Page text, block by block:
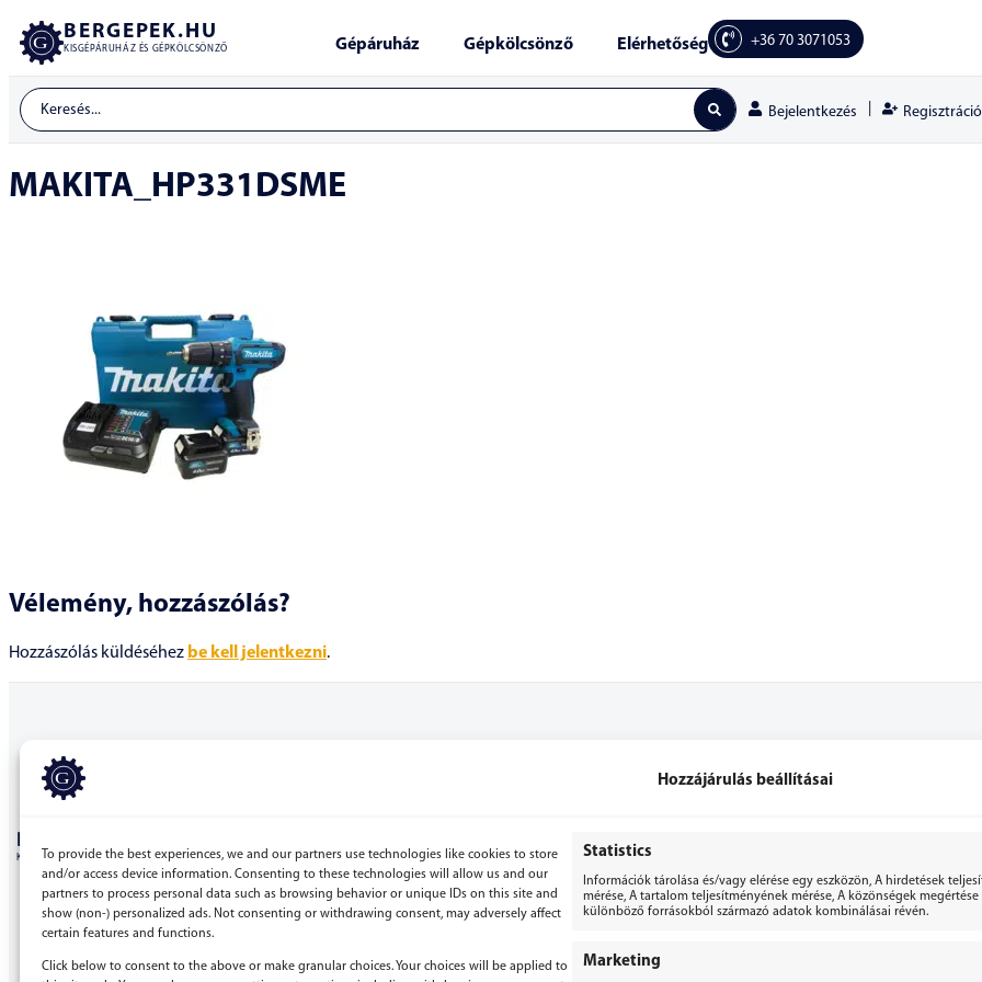
Hozzájárulás beállításai
To provide the best experiences, we and our partners use technologies like cookies to store
and/or access device information. Consenting to these technologies will allow us and our
partners to process personal data such as browsing behavior or unique IDs on this site and
show (non-) personalized ads. Not consenting or withdrawing consent, may adversely affect
certain features and functions.
Click below to consent to the above or make granular choices. Your choices will be applied to
Statistics
Információk tárolása és/vagy elérése egy eszközön, A hirdetések
mérése, A tartalom teljesítményének mérése, A közönségek
különböző forrásokból származó adatok kombinálásai révén.
Marketing
BERGEPEK.HU
KISGÉPÁRUHÁZ ÉS GÉPKÖLCSÖNZŐ Gépáruház Gépkölcsönző Elérhetőség +36 70 3071053
Bejelentkezés Regisztráció
MAKITA_HP331DSME
Vélemény, hozzászólás?
Hozzászólás küldéséhez be kell jelentkezni.
BERGEPEK.HU
KISGÉPÁRUHÁZ ÉS GÉPKÖLCSÖNZŐ
Bérgépek Gépáruház Kereskedelmi Kft.
4173 Nagyrábé, Esze Tamás utca 28.
Adószám: 32977923-2-09
+36 70 3071053
bergepek@gmail.com